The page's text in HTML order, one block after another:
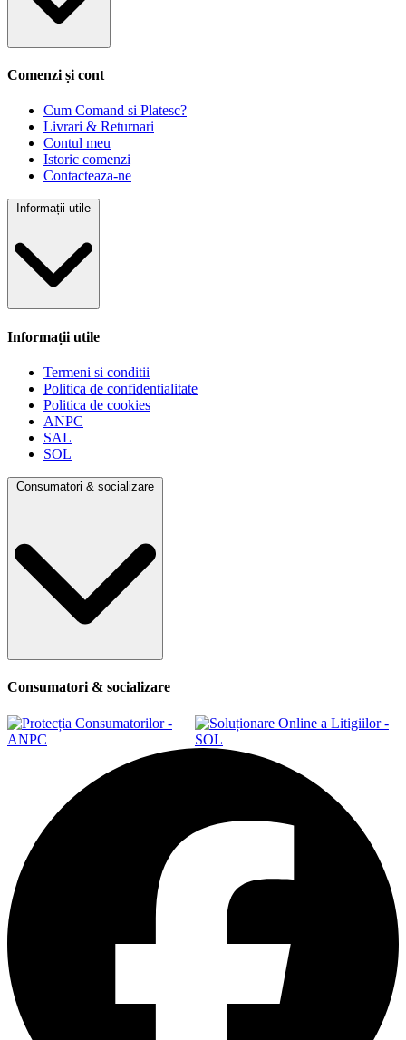
Comenzi și cont
Cum Comand si Platesc?
Livrari & Returnari
Contul meu
Istoric comenzi
Contacteaza-ne
Informații utile
Informații utile
Termeni si conditii
Politica de confidentialitate
Politica de cookies
ANPC
SAL
SOL
Consumatori & socializare
Consumatori & socializare